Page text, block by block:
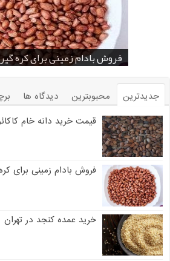
قیمت خرید دانه خام کاکائو
فروش بادام زمینی برای کره
خرید عمده کنجد در تهران
خرید عمده کنجد سیاه و سفید
خرید بادام زمینی فله
خرید عمده کنجد سیاه
خرید عمده کنجد سفید
قیمت خرید کافی میت در کرمان
فروش انواع کنجد در یزد ( Sesame )
جدیدترین محبوبترین دیدگاه ها
قیمت خرید دانه خام
فروش بادام زمینی برای
خرید عمده کنجد در تهران